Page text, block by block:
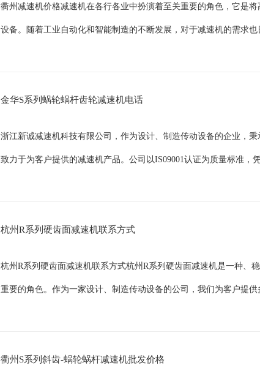
衢州减速机价格减速机在各行各业中扮演着至关重要的角色，它是
设备。随着工业自动化和智能制造的不断发展，对于减速机的需求
金华S系列蜗轮蜗杆齿轮减速机电话
浙江新诚减速机科技有限公司，作为设计、制造传动设备的企业，
致力于为客户提供的减速机产品。公司以IS09001认证为质量标准，
杭州R系列硬齿面减速机联系方式
杭州R系列硬齿面减速机联系方式杭州R系列硬齿面减速机是一种、
重要的角色。作为一家设计、制造传动设备的公司，我们为客户提
衢州S系列斜齿-蜗轮蜗杆减速机批发价格